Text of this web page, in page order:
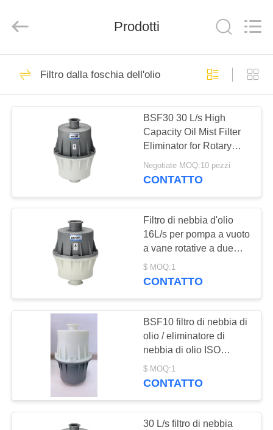
CASA.
PRODOTTI
VISITA
FABBRICA
CONTROLLO
DELLA
QUALITÀ
CONTATTACI
CHIEDI UN
PREVENTIVO
Equipment
Rights
pulsometro rotatorio
della pala
Pulsometro del
rotolo
13
Pulsometro asciutto
della vite
14
Prodotti
Filtro dalla foschia dell'olio
BSF30 30 L/s High
Capacity Oil Mist Filter
Eliminator for Rotary
Vane Vacuum Pump
System Protection
Negotiate MOQ:10 pezzi
CONTATTO
Filtro di nebbia d'olio
16L/s per pompa a vuoto
a vane rotative a due
fasi BSF16B
$ MOQ:1
CONTATTO
BSF10 filtro di nebbia di
olio / eliminatore di
nebbia di olio ISO
approvato per
risparmiare perdite di
$ MOQ:1
CONTATTO
30 L/s filtro di nebbia